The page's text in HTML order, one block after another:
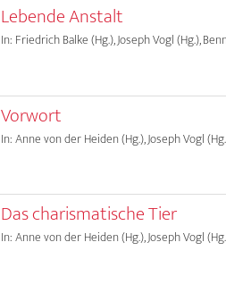
Lebende Anstalt
In: Friedrich Balke (Hg.), Joseph Vogl (Hg.),
Vorwort
In: Anne von der Heiden (Hg.), Joseph Vogl
Das charismatische Tier
In: Anne von der Heiden (Hg.), Joseph Vogl